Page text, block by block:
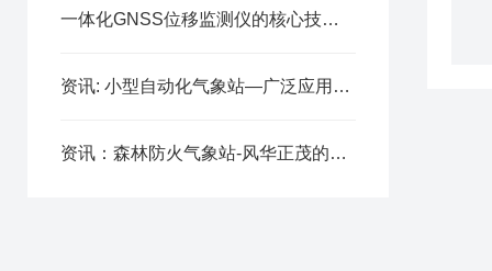
一体化GNSS位移监测仪的核心技术与应用场景解析
资讯: 小型自动化气象站—广泛应用的气象监测系统(2023全+国+发+货)
资讯：森林防火气象站-风华正茂的火险预警气象站（顺+丰+包+邮）